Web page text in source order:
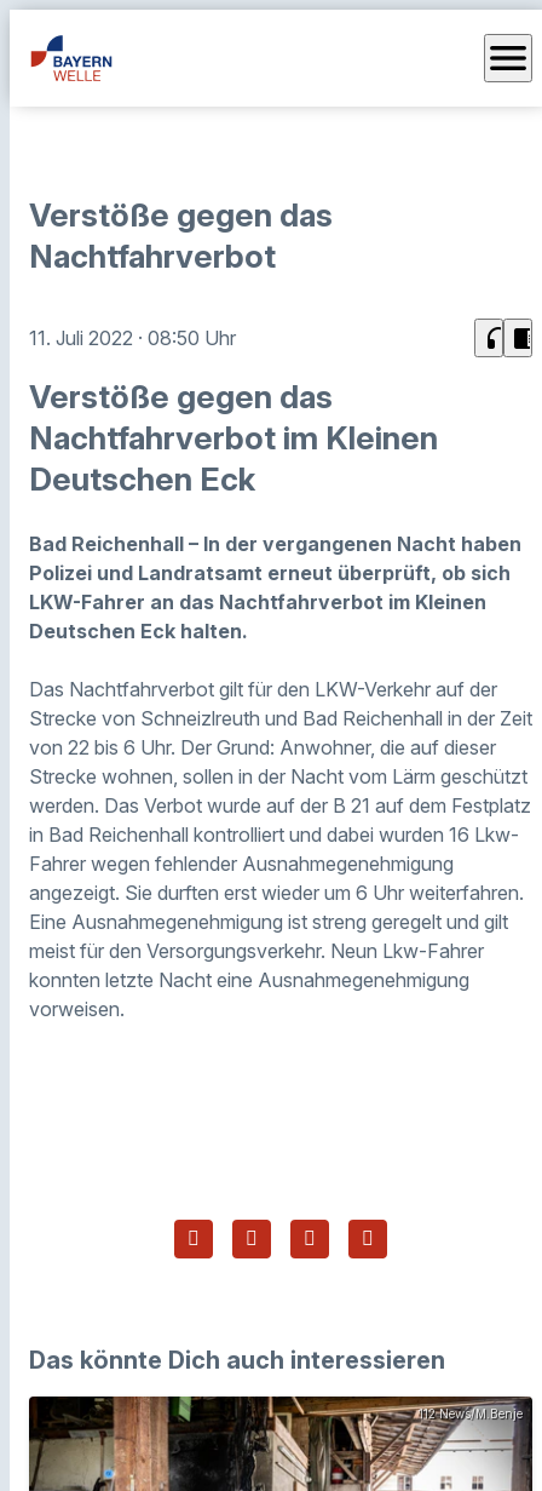
menu
Verstöße gegen das
Nachtfahrverbot
11. Juli 2022 · 08:50 Uhr headphones chrome_reader_mode
Verstöße gegen das
Nachtfahrverbot im Kleinen
Deutschen Eck
Bad Reichenhall – In der vergangenen Nacht haben
Polizei und Landratsamt erneut überprüft, ob sich
LKW-Fahrer an das Nachtfahrverbot im Kleinen
Deutschen Eck halten.
Das Nachtfahrverbot gilt für den LKW-Verkehr auf der
Strecke von Schneizlreuth und Bad Reichenhall in der Zeit
von 22 bis 6 Uhr. Der Grund: Anwohner, die auf dieser
Strecke wohnen, sollen in der Nacht vom Lärm geschützt
werden. Das Verbot wurde auf der B 21 auf dem Festplatz
in Bad Reichenhall kontrolliert und dabei wurden 16 Lkw-
Fahrer wegen fehlender Ausnahmegenehmigung
angezeigt. Sie durften erst wieder um 6 Uhr weiterfahren.
Eine Ausnahmegenehmigung ist streng geregelt und gilt
meist für den Versorgungsverkehr. Neun Lkw-Fahrer
konnten letzte Nacht eine Ausnahmegenehmigung
vorweisen.
Das könnte Dich auch interessieren
112 News/M.Benje